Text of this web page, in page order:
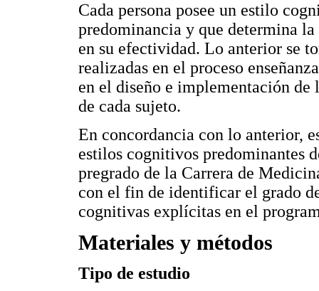
Cada persona posee un estilo
predominancia y que determina
en su efectividad. Lo anterior se
realizadas en el proceso
en el diseño e implementación
de cada sujeto.
En concordancia con lo anterior,
estilos cognitivos predominantes
pregrado de la Carrera de
con el fin de identificar el grado
cognitivas explícitas en el
Materiales y métodos
Tipo de estudio